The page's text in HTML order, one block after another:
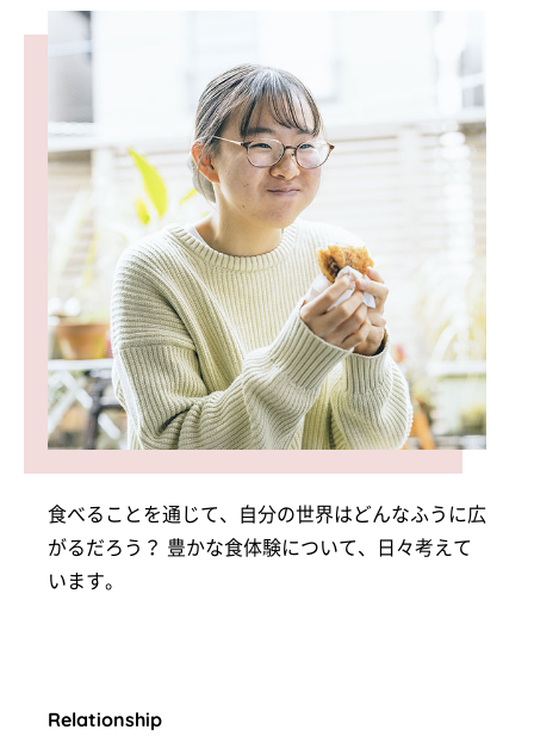
食べることを通じて、自分の世界はどんなふうに広
がるだろう？ 豊かな食体験について、日々考えて
います。
Relationship